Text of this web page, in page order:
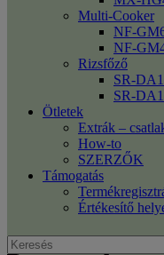
Multi-Cooker
NF-
NF-
Rizsfőző
SR-
SR-
Ötletek
Extrák –
How-to
SZERZŐK
Támogatás
Értékesítő